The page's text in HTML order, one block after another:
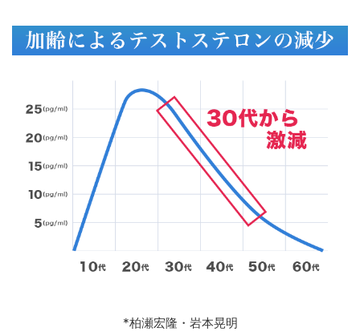
*柏瀬宏隆・岩本晃明